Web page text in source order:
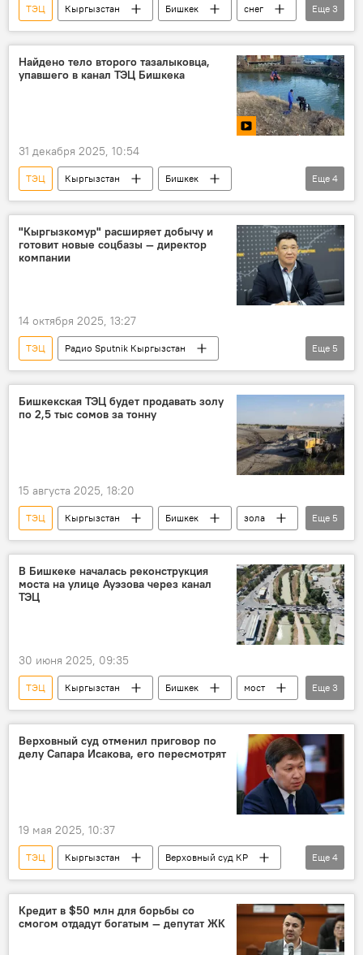
ТЭЦ Кыргызстан Бишкек
снег
расчистка
мэрия
Айбек Джунушалиев
Еще 3
Найдено тело второго тазалыковца,
упавшего в канал ТЭЦ Бишкека
31 декабря 2025, 10:54
ТЭЦ Кыргызстан
Бишкек
канал
БЧК МЧС
тело
видео
Еще 4
"Кыргызкомур" расширяет добычу и
готовит новые соцбазы — директор
компании
14 октября 2025, 13:27
ТЭЦ
Радио Sputnik Кыргызстан
Кыргызстан
уголь
смог
Еще 5
Бишкекская ТЭЦ будет продавать золу
по 2,5 тыс сомов за тонну
15 августа 2025, 18:20
ТЭЦ Кыргызстан Бишкек
зола
продажа
договор
подписание
Мэрия города Бишкек
фото
Еще 5
В Бишкеке началась реконструкция
моста на улице Ауэзова через канал
ТЭЦ
30 июня 2025, 09:35
ТЭЦ Кыргызстан Бишкек
мост
реконструкция
канал фото
Еще 3
Верховный суд отменил приговор по
делу Сапара Исакова, его пересмотрят
19 мая 2025, 10:37
ТЭЦ Кыргызстан
Верховный суд КР
Сапар Исаков
модернизация
приговор
рассмотрение
Еще 4
Кредит в $50 млн для борьбы со
смогом отдадут богатым — депутат ЖК